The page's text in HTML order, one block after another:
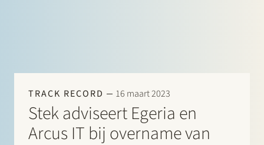
TRACK RECORD 16 maart 2023
Stek adviseert Egeria en
Arcus IT bij overname van